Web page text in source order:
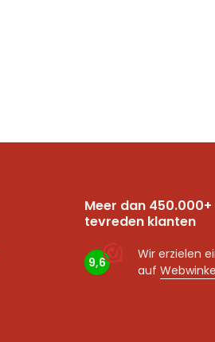
Meer dan 450.000+
tevreden klanten
9,6
Wir erzielen
auf